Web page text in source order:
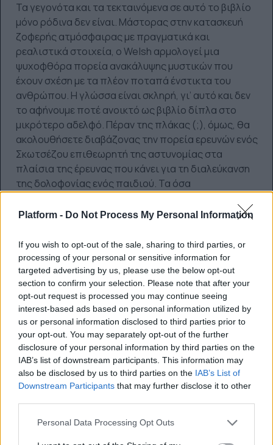
Platform - Do Not Process My Personal Information
If you wish to opt-out of the sale, sharing to third parties, or
processing of your personal or sensitive information for
targeted advertising by us, please use the below opt-out
section to confirm your selection. Please note that after your
opt-out request is processed you may continue seeing
interest-based ads based on personal information utilized by
us or personal information disclosed to third parties prior to
your opt-out. You may separately opt-out of the further
disclosure of your personal information by third parties on the
IAB’s list of downstream participants. This information may
also be disclosed by us to third parties on the IAB’s List of
Downstream Participants that may further disclose it to other
Personal Data Processing Opt Outs
Τα γεγονότα και τα τεκταινόμενα σε αυτό το βιβλίο
μόνο ρόδινα δεν είναι. Μάστορας στην κατασκευή
ζοφερής ατμόσφαιρας με πραγματικά και
ρεαλιστικά στοιχεία, οWelsh αρμολογεί μια
ψυχοφθόρα πορεία ανακάλυψης μυστικών που
έχουν σχέση με τα πλέον ποταπά ένστικτα του
ανθρώπου. Η γλώσσα είναι σκληρή, γι’ αυτό και δεν
το αφήνουμε ποτέ ανοικτό ως βιβλίο δίπλα στο
μικρότερο αδελφό. Πέραν της πλάκας (;), όμως, θα
ακολουθήσετε διαβάζονας την πορεία ερευνών ενός
Σκωτσέζου επιθεωρητή της αστυνομίας στα
πλαίσια της έρευνας που κάνει για τη διαλεύκανση
της δολοφονίας ενός παιδιού. Τα όσα
ως μίαpopσειρά για ανήλικους. Ειλικρινά...
τουTrainspotting… [Εκδόσεις Οξύ]
Ο 100χρονος που πήδηξε από το
παράθυρο και εξαφανίστηκε
Ένα ακόμα εκδοτικό φαινόμενο που πούλησε το
απίστευτο νούμερο των 5 εκατομμυρίων αντιτύπων
ανά τον πλανήτη. Η ιστορία είναι πραγματικά
Μέσα στην ησυχία της κάμαράς του, στο γηροκομείο,